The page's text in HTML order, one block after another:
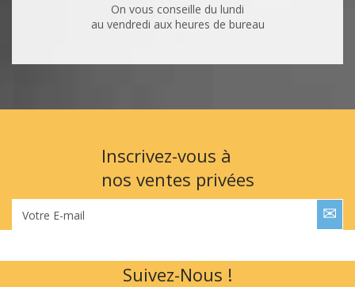
On vous conseille du lundi
au vendredi aux heures de bureau
Inscrivez-vous à
nos ventes privées
Votre E-mail
Suivez-Nous !